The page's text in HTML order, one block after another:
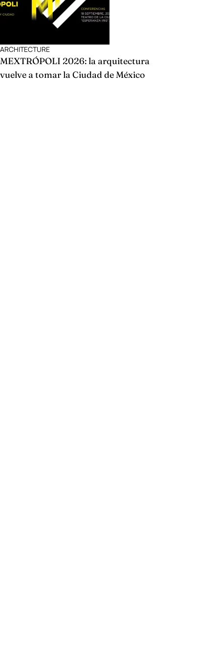
ARCHITECTURE
MEXTRÓPOLI 2026: la arquitectura
vuelve a tomar la Ciudad de México